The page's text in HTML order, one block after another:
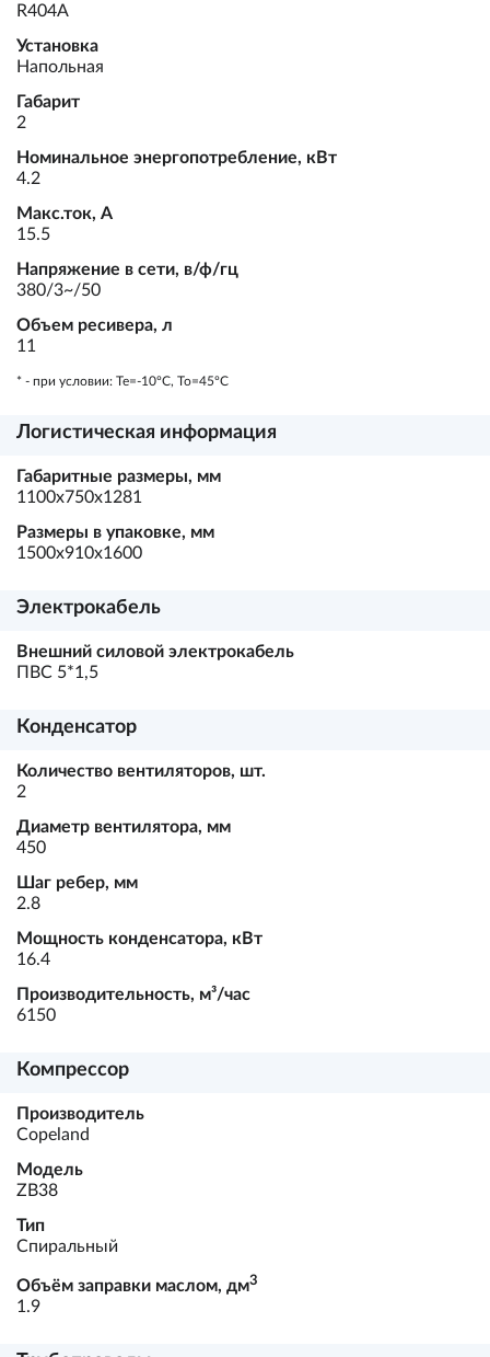
R404A
Установка
Напольная
Габарит
2
Номинальное энергопотребление, кВт
4.2
Макс.ток, А
15.5
Напряжение в сети, в/ф/гц
380/3~/50
Объем ресивера, л
11
* - при условии: Te=-10ºC, To=45ºC
Логистическая информация
Габаритные размеры, мм
1100х750х1281
Размеры в упаковке, мм
1500х910х1600
Электрокабель
Внешний силовой электрокабель
ПВС 5*1,5
Конденсатор
Количество вентиляторов, шт.
2
Диаметр вентилятора, мм
450
Шаг ребер, мм
2.8
Мощность конденсатора, кВт
16.4
Производительность, м³/час
6150
Компрессор
Производитель
Copeland
Модель
ZB38
Тип
Спиральный
Объём заправки маслом, дм3
1.9